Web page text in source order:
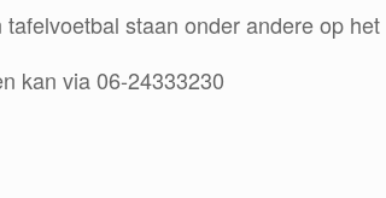
staan onder andere op
kan via 06-24333230